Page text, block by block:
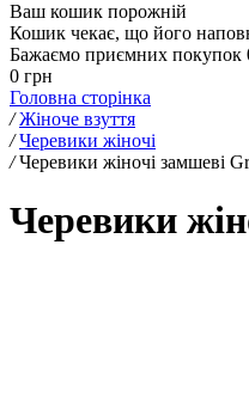
Ваш кошик порожній
Кошик чекає, що його
Бажаємо приємних покупок
0 грн
Головна сторінка
/ Жіноче взуття
/ Черевики жіночі
/ Черевики жіночі замшеві
Черевики